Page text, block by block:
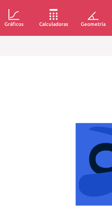
Gráficos Calculadoras Geometría